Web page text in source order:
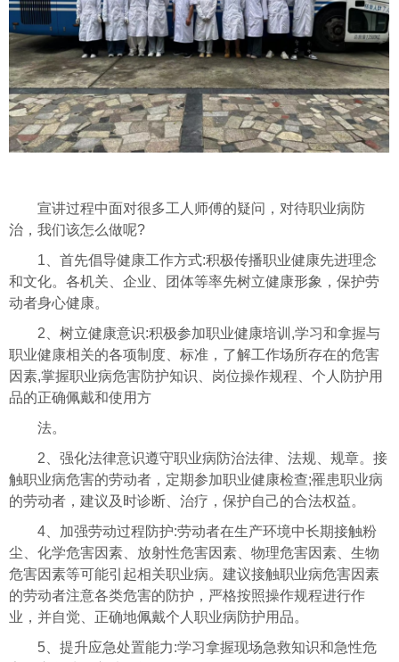
宣讲过程中面对很多工人师傅的疑问，对待职业病防
治，我们该怎么做呢?
1、首先倡导健康工作方式:积极传播职业健康先进理念
和文化。各机关、企业、团体等率先树立健康形象，保护劳
动者身心健康。
2、树立健康意识:积极参加职业健康培训,学习和拿握与
职业健康相关的各项制度、标准，了解工作场所存在的危害
因素,掌握职业病危害防护知识、岗位操作规程、个人防护用
品的正确佩戴和使用方
法。
2、强化法律意识遵守职业病防治法律、法规、规章。接
触职业病危害的劳动者，定期参加职业健康检查;罹患职业病
的劳动者，建议及时诊断、治疗，保护自己的合法权益。
4、加强劳动过程防护:劳动者在生产环境中长期接触粉
尘、化学危害因素、放射性危害因素、物理危害因素、生物
危害因素等可能引起相关职业病。建议接触职业病危害因素
的劳动者注意各类危害的防护，严格按照操作规程进行作
业，并自觉、正确地佩戴个人职业病防护用品。
5、提升应急处置能力:学习拿握现场急救知识和急性危